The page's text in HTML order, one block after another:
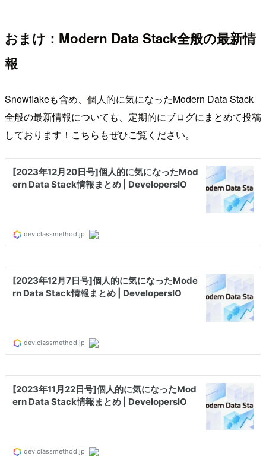
おまけ：Modern Data Stack全般の最新情
報
Snowflakeも含め、個人的に気になったModern Data Stack
全般の最新情報についても、定期的にブログにまとめて投稿
しております！こちらもぜひご覧ください。